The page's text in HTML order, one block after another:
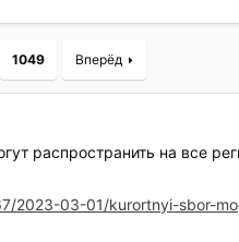
1049 Вперёд
распространить на все
2023-03-01/kurortnyi-sbor-